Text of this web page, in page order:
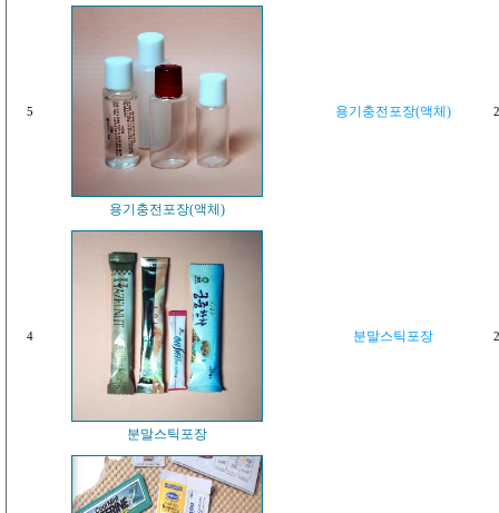
5
용기충전포장(액체)
용기충전포장(액체)
4
분말스틱포장
분말스틱포장